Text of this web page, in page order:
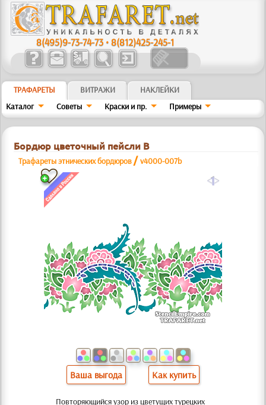
8(495)9-73-74-73 •8(812)425-245-1
ТРАФАРЕТЫ ВИТРАЖИ
НАКЛЕЙКИ
Каталог
Советы Краски и пр. Примеры
Бордюр цветочный пейсли В
Трафареты этнических бордюров /v4000-007b
a
Ваша выгода Как купить
Повторяющийся узор из цветущих турецких